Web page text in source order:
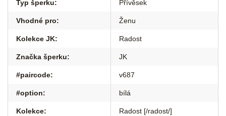
Typ šperku: Přívěsek
Vhodné pro: Ženu
Kolekce JK: Radost
Značka šperku: JK
#paircode: v687
#option: bílá
Kolekce: Radost [/radost/]